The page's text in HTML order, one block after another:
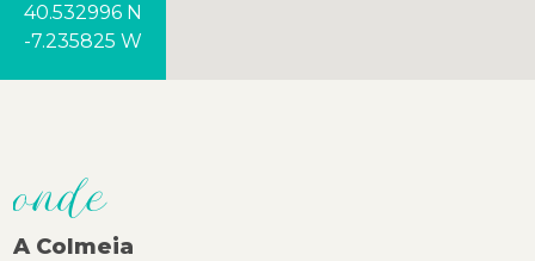
40.532996 N
-7.235825 W
onde
A Colmeia